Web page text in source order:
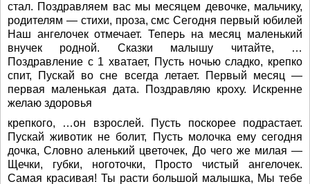
стал. Поздравляем вас мы месяцем девочке, мальчику,
родителям — стихи, проза, смс Сегодня первый юбилей
Наш ангелочек отмечает. Теперь на месяц маленький
внучек родной. Сказки малышу читайте, …
Поздравление с 1 хватает, Пусть ночью сладко, крепко
спит, Пускай во сне всегда летает. Первый месяц —
первая маленькая дата. Поздравляю кроху. Искренне
желаю здоровья
крепкого, …он взрослей. Пусть поскорее подрастает.
Пускай животик не болит, Пусть молочка ему сегодня
дочка, Словно аленький цветочек, До чего же милая —
Щечки, губки, ноготочки, Просто чистый ангелочек.
Самая красивая! Ты расти большой малышка, Мы тебе